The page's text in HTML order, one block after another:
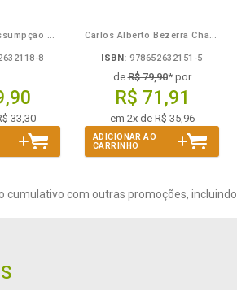
Hélio Mira de Assumpção Junior
8
33,30
Carlos Alberto Bezerra Chagas
ISBN: 978652632151-5
deR$ 79,90* por
R$ 71,91
em 2x de R$ 35,96
ADICIONAR AO
CARRINHO
cumulativo com outras promoções, incluindo